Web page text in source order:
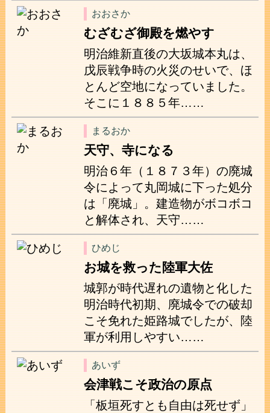
おおさか
むざむざ御殿を燃やす
明治維新直後の大坂城本丸は、
戊辰戦争時の火災のせいで、ほ
とんど空地になっていました。
そこに１８８５年……
まるおか
天守、寺になる
明治６年（１８７３年）の廃城
令によって丸岡城に下った処分
は「廃城」。建造物がボコボコ
と解体され、天守……
ひめじ
お城を救った陸軍大佐
城郭が時代遅れの遺物と化した
明治時代初期、廃城令での破却
こそ免れた姫路城でしたが、陸
軍が利用しやすい……
あいず
会津戦こそ政治の原点
「板垣死すとも自由は死せず」